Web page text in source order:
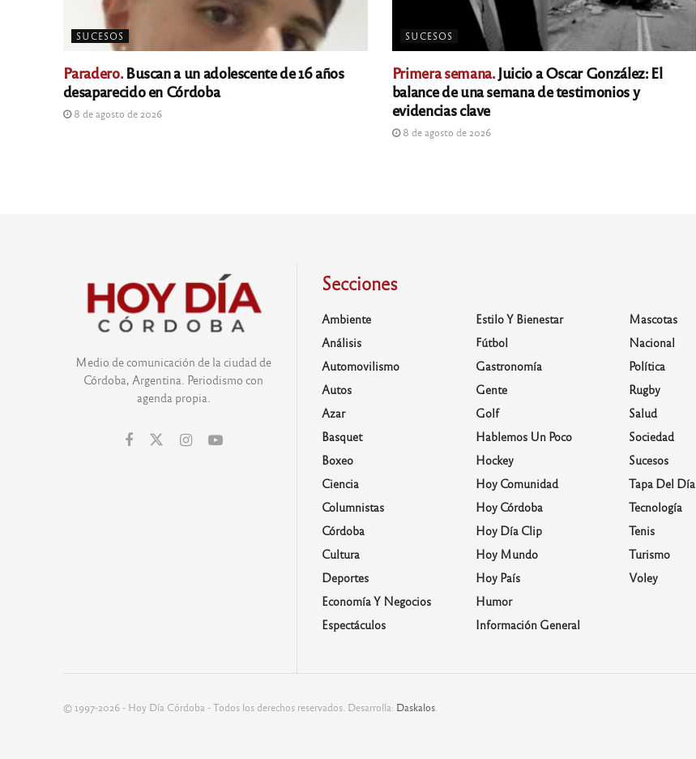
SUCESOS
Paradero.Buscan a un adolescente de 16 años
desaparecido en Córdoba
8 de agosto de 2026
SUCESOS
Primera semana.Juicio a Oscar González: El
balance de una semana de testimonios y
evidencias clave
8 de agosto de 2026
Medio de comunicación de la ciudad de
Córdoba, Argentina. Periodismo con
agenda propia.
Secciones
Ambiente
Análisis
Automovilismo
Autos
Azar
Basquet
Boxeo
Ciencia
Columnistas
Córdoba
Cultura
Deportes
Economía Y Negocios
Espectáculos
Estilo Y Bienestar
Fútbol
Gastronomía
Gente
Golf
Hablemos Un Poco
Hockey
Hoy Comunidad
Hoy Córdoba
Hoy Día Clip
Hoy Mundo
Hoy País
Humor
Información General
Mascotas
Nacional
Política
Rugby
Salud
Sociedad
Sucesos
Tapa Del Día
Tecnología
Tenis
Turismo
Voley
© 1997-2026 - Hoy Día Córdoba - Todos los derechos reservados. Desarrolla: Daskalos.